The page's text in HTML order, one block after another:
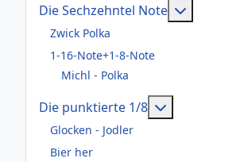
Die Sechzehntel Note
Zwick Polka
1-16-Note+1-8-Note
Michl - Polka
Die punktierte 1/8
Glocken - Jodler
Bier her